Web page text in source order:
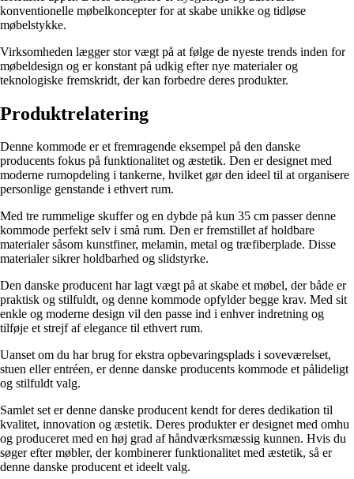
konventionelle møbelkoncepter for at skabe unikke og tidløse
møbelstykke.
Virksomheden lægger stor vægt på at følge de nyeste trends inden for
møbeldesign og er konstant på udkig efter nye materialer og
teknologiske fremskridt, der kan forbedre deres produkter.
Produktrelatering
Denne kommode er et fremragende eksempel på den danske
producents fokus på funktionalitet og æstetik. Den er designet med
moderne rumopdeling i tankerne, hvilket gør den ideel til at organisere
personlige genstande i ethvert rum.
Med tre rummelige skuffer og en dybde på kun 35 cm passer denne
kommode perfekt selv i små rum. Den er fremstillet af holdbare
materialer såsom kunstfiner, melamin, metal og træfiberplade. Disse
materialer sikrer holdbarhed og slidstyrke.
Den danske producent har lagt vægt på at skabe et møbel, der både er
praktisk og stilfuldt, og denne kommode opfylder begge krav. Med sit
enkle og moderne design vil den passe ind i enhver indretning og
tilføje et strejf af elegance til ethvert rum.
Uanset om du har brug for ekstra opbevaringsplads i soveværelset,
stuen eller entréen, er denne danske producents kommode et pålideligt
og stilfuldt valg.
Samlet set er denne danske producent kendt for deres dedikation til
kvalitet, innovation og æstetik. Deres produkter er designet med omhu
og produceret med en høj grad af håndværksmæssig kunnen. Hvis du
søger efter møbler, der kombinerer funktionalitet med æstetik, så er
denne danske producent et ideelt valg.